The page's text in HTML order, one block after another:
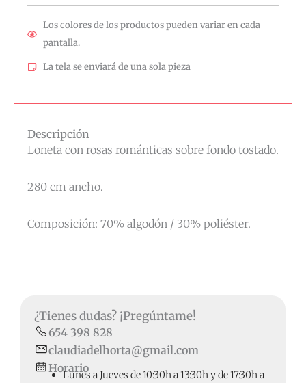
Los colores de los productos pueden variar en cada
pantalla.
La tela se enviará de una sola pieza
Descripción
Loneta con rosas románticas sobre fondo tostado.
280 cm ancho.
Composición: 70% algodón / 30% poliéster.
¿Tienes dudas? ¡Pregúntame!
654 398 828
claudiadelhorta@gmail.com
Horario
Lunes a Jueves de 10:30h a 13:30h y de 17:30h a